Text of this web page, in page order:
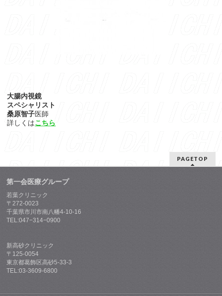
大腸内視鏡
スペシャリスト
桑原智子医師
詳しくはこちら
PAGETOP
第一会医療グループ
若葉クリニック
〒272-0023
千葉県市川市南八幡4-10-16
TEL:047−314−0900
新高砂クリニック
〒125-0054
東京都葛飾区高砂5-33-3
TEL:03-3609-6800